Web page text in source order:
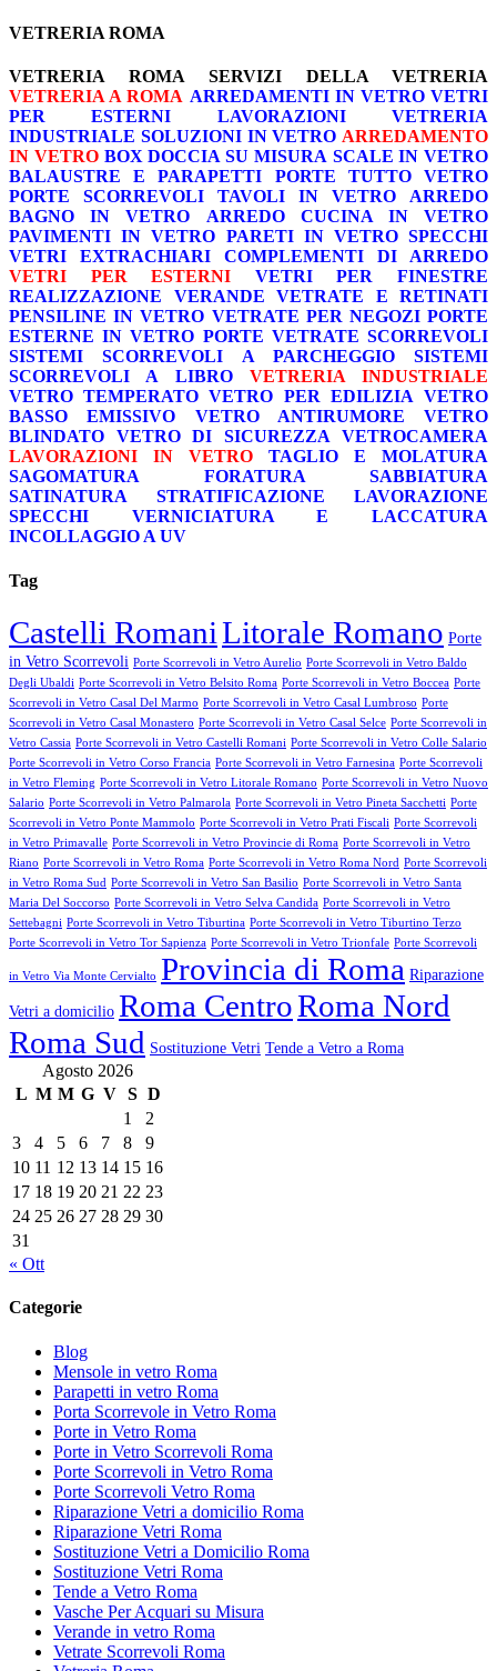
VETRERIA ROMA
VETRERIA ROMA
SERVIZI DELLA VETRERIA
VETRERIA A ROMA ARREDAMENTI IN VETRO VETRI
PER ESTERNI
LAVORAZIONI
VETRERIA
INDUSTRIALE SOLUZIONI IN VETRO ARREDAMENTO
IN VETRO BOX DOCCIA SU MISURA SCALE IN VETRO
BALAUSTRE E PARAPETTI
PORTE TUTTO VETRO
PORTE SCORREVOLI
TAVOLI IN VETRO
ARREDO
BAGNO IN VETRO
ARREDO CUCINA IN VETRO
PAVIMENTI IN VETRO PARETI IN VETRO SPECCHI
VETRI EXTRACHIARI
COMPLEMENTI DI ARREDO
VETRI PER ESTERNI
VETRI PER FINESTRE
REALIZZAZIONE VERANDE
VETRATE E RETINATI
PENSILINE IN VETRO VETRATE PER NEGOZI PORTE
ESTERNE IN VETRO PORTE VETRATE SCORREVOLI
SISTEMI SCORREVOLI A PARCHEGGIO
SISTEMI
SCORREVOLI A LIBRO
VETRERIA INDUSTRIALE
VETRO TEMPERATO VETRO PER EDILIZIA VETRO
BASSO EMISSIVO
VETRO ANTIRUMORE
VETRO
BLINDATO
VETRO DI SICUREZZA
VETROCAMERA
LAVORAZIONI IN VETRO
TAGLIO E MOLATURA
SAGOMATURA
FORATURA
SABBIATURA
SATINATURA
STRATIFICAZIONE
LAVORAZIONE
SPECCHI
VERNICIATURA E LACCATURA
INCOLLAGGIO A UV
Tag
Castelli RomaniLitorale Romano Porte
in Vetro Scorrevoli Porte Scorrevoli in Vetro Aurelio Porte Scorrevoli in Vetro Baldo
Degli Ubaldi Porte Scorrevoli in Vetro Belsito Roma Porte Scorrevoli in Vetro Boccea Porte
Scorrevoli in Vetro Casal Del Marmo Porte Scorrevoli in Vetro Casal Lumbroso Porte
Scorrevoli in Vetro Casal Monastero Porte Scorrevoli in Vetro Casal Selce Porte Scorrevoli in
Vetro Cassia Porte Scorrevoli in Vetro Castelli Romani Porte Scorrevoli in Vetro Colle Salario
Porte Scorrevoli in Vetro Corso Francia Porte Scorrevoli in Vetro Farnesina Porte Scorrevoli
in Vetro Fleming Porte Scorrevoli in Vetro Litorale Romano Porte Scorrevoli in Vetro Nuovo
Salario Porte Scorrevoli in Vetro Palmarola Porte Scorrevoli in Vetro Pineta Sacchetti Porte
Scorrevoli in Vetro Ponte Mammolo Porte Scorrevoli in Vetro Prati Fiscali Porte Scorrevoli
in Vetro Primavalle Porte Scorrevoli in Vetro Provincie di Roma Porte Scorrevoli in Vetro
Riano Porte Scorrevoli in Vetro Roma Porte Scorrevoli in Vetro Roma Nord Porte Scorrevoli
in Vetro Roma Sud Porte Scorrevoli in Vetro San Basilio Porte Scorrevoli in Vetro Santa
Maria Del Soccorso Porte Scorrevoli in Vetro Selva Candida Porte Scorrevoli in Vetro
Settebagni Porte Scorrevoli in Vetro Tiburtina Porte Scorrevoli in Vetro Tiburtino Terzo
Porte Scorrevoli in Vetro Tor Sapienza Porte Scorrevoli in Vetro Trionfale Porte Scorrevoli
in Vetro Via Monte Cervialto Provincia di Roma Riparazione
Vetri a domicilio Roma CentroRoma Nord
Roma Sud Sostituzione Vetri Tende a Vetro a Roma
Agosto 2026
L M M G V S D
1
2
3
4 5 6 7 8
9
10 11 12 13 14 15 16
17 18 19 20 21 22 23
24 25 26 27 28 29 30
31
« Ott
Categorie
Blog
Mensole in vetro Roma
Parapetti in vetro Roma
Porta Scorrevole in Vetro Roma
Porte in Vetro Roma
Porte in Vetro Scorrevoli Roma
Porte Scorrevoli in Vetro Roma
Porte Scorrevoli Vetro Roma
Riparazione Vetri a domicilio Roma
Riparazione Vetri Roma
Sostituzione Vetri a Domicilio Roma
Sostituzione Vetri Roma
Tende a Vetro Roma
Vasche Per Acquari su Misura
Verande in vetro Roma
Vetrate Scorrevoli Roma